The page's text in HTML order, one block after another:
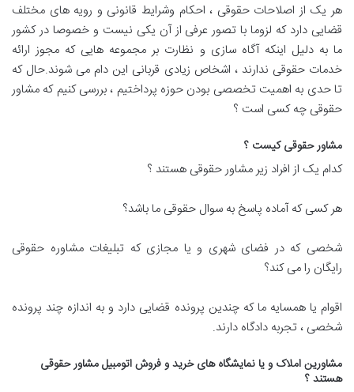
هر یک از اصلاحات حقوقی ، احکام وشرایط قانونی و رویه های مختلف
قضایی دارد که لزوما با تصور عرفی از آن یکی نیست و خصوصا در کشور
ما به دلیل اینکه آگاه سازی و نظارت بر مجموعه هایی که مجوز ارائه
خدمات حقوقی ندارند ، اشخاص زیادی قربانی این دام می شوند.حال که
تا حدی به اهمیت تخصصی بودن حوزه پرداختیم ، بررسی کنیم که مشاور
حقوقی چه کسی است ؟
مشاور حقوقی کیست ؟
کدام یک از افراد زیر مشاور حقوقی هستند ؟
هر کسی که آماده پاسخ به سوال حقوقی ما باشد؟
شخصی که در فضای شهری و یا مجازی که تبلیغات مشاوره حقوقی
رایگان را می کند؟
اقوام یا همسایه ما که چندین پرونده قضایی دارد و به اندازه چند پرونده
شخصی ، تجربه دادگاه دارند.
مشاورین املاک و یا نمایشگاه های خرید و فروش اتومبیل مشاور حقوقی
هستند ؟